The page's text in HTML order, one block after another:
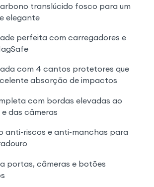
translúcido fosco para um
elegante
perfeita com carregadores e
com 4 cantos protetores que
absorção de impactos
com bordas elevadas ao
das câmeras
anti-riscos e anti-manchas para
portas, câmeras e botões